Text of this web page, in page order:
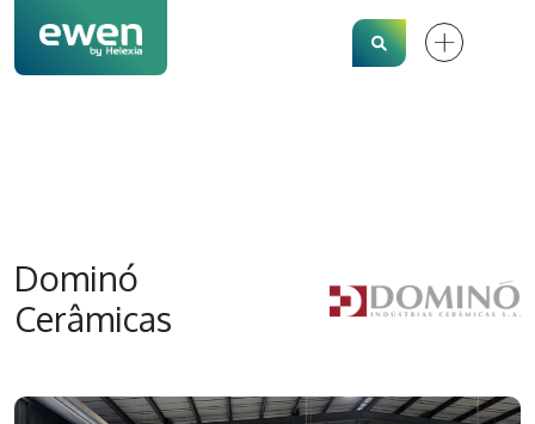
Search
Dominó
Cerâmicas